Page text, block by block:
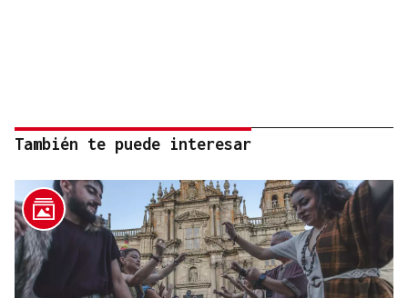
También te puede interesar